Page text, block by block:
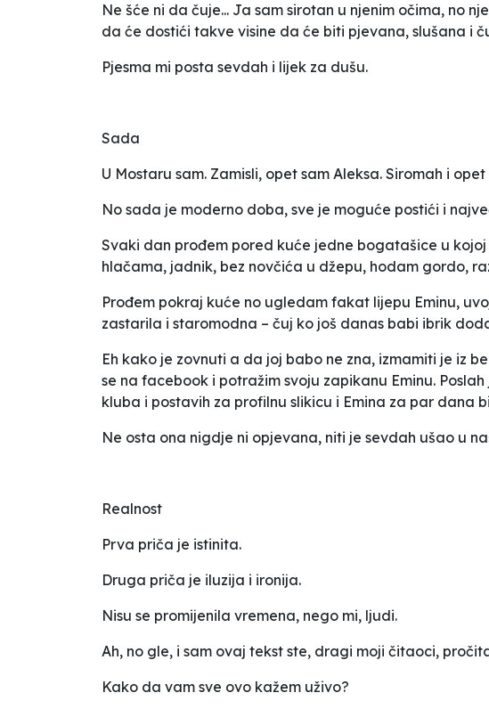
Ne šće ni da čuje... Ja sam sirotan u njenim očima, no
da će dostići takve visine da će biti pjevana, slušana i
Pjesma mi posta sevdah i lijek za dušu.
Sada
U Mostaru sam. Zamisli, opet sam Aleksa. Siromah i
No sada je moderno doba, sve je moguće postići i
Svaki dan prođem pored kuće jedne bogatašice u
hlačama, jadnik, bez novčića u džepu, hodam gordo,
Prođem pokraj kuće no ugledam fakat lijepu Eminu,
zastarila i staromodna – čuj ko još danas babi ibrik
Eh kako je zovnuti a da joj babo ne zna, izmamiti je iz
se na facebook i potražim svoju zapikanu Eminu.
kluba i postavih za profilnu slikicu i Emina za par dana
Ne osta ona nigdje ni opjevana, niti je sevdah ušao u
Realnost
Prva priča je istinita.
Druga priča je iluzija i ironija.
Nisu se promijenila vremena, nego mi, ljudi.
Ah, no gle, i sam ovaj tekst ste, dragi moji čitaoci,
Kako da vam sve ovo kažem uživo?